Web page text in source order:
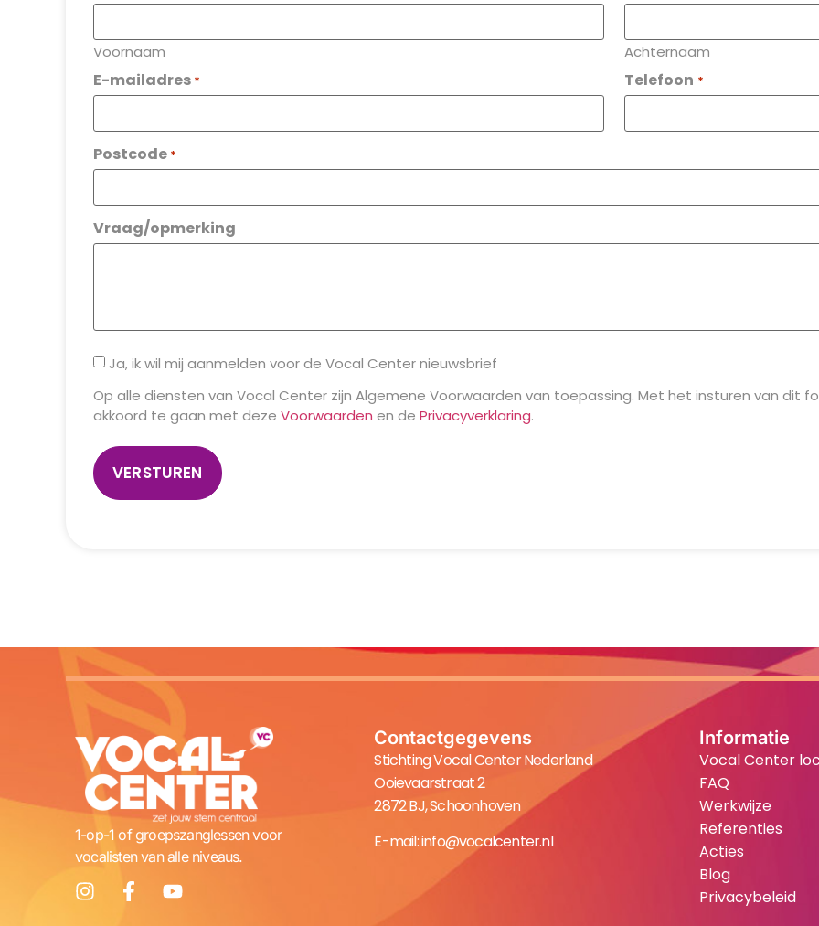
Voornaam Achternaam
E-mailadres * Telefoon *
Postcode *
Vraag/opmerking
Ja, ik wil mij aanmelden voor de Vocal Center nieuwsbrief
Op alle diensten van Vocal Center zijn Algemene Voorwaarden van toepassing. Met het insturen van dit
akkoord te gaan met deze Voorwaarden en de Privacyverklaring.
1-op-1 of groepszanglessen voor
vocalisten van alle niveaus.
Contactgegevens
Stichting Vocal Center Nederland
Ooievaarstraat 2
2872 BJ, Schoonhoven
E-mail:info@vocalcenter.nl
Informatie
Vocal Center
FAQ
Werkwijze
Referenties
Acties
Blog
Privacybeleid